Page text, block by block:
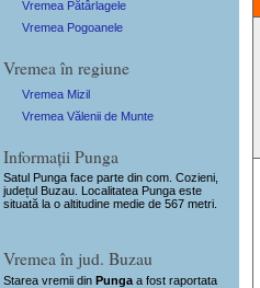
Vremea Pătârlagele
Vremea Pogoanele
Vremea în regiune
Vremea Mizil
Vremea Vălenii de Munte
Informații Punga
Satul Punga face parte din com. Cozieni,
județul Buzau. Localitatea Punga este
situată la o altitudine medie de 567 metri.
Vremea în jud. Buzau
Starea vremii dinPunga a fost raportata